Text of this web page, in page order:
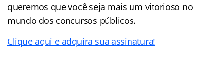
queremos que você seja mais um vitorioso no
mundo dos concursos públicos.
Clique aqui e adquira sua assinatura!